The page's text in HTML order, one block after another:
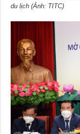
du lịch (Ảnh: TITC)